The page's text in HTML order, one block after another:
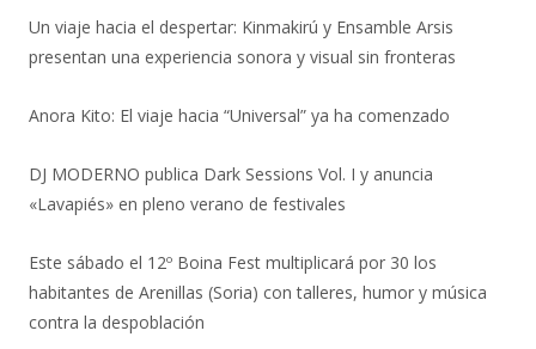
Un viaje hacia el despertar: Kinmakirú y Ensamble Arsis
presentan una experiencia sonora y visual sin fronteras
Anora Kito: El viaje hacia “Universal” ya ha comenzado
DJ MODERNO publica Dark Sessions Vol. I y anuncia
«Lavapiés» en pleno verano de festivales
Este sábado el 12º Boina Fest multiplicará por 30 los
habitantes de Arenillas (Soria) con talleres, humor y música
contra la despoblación